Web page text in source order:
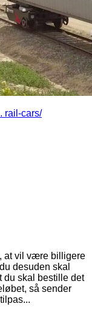
rail-cars/
at vil være billigere
desuden skal
du skal bestille det
så sender